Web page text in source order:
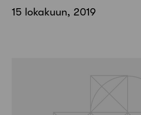
15 lokakuun, 2019